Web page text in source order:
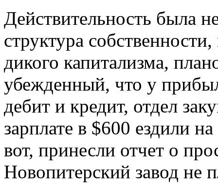
Действительность была
структура
дикого капитализма,
убежденный, что у
дебит и кредит, отдел
зарплате в $600 ездили
вот, принесли отчет о
Новопитерский завод не